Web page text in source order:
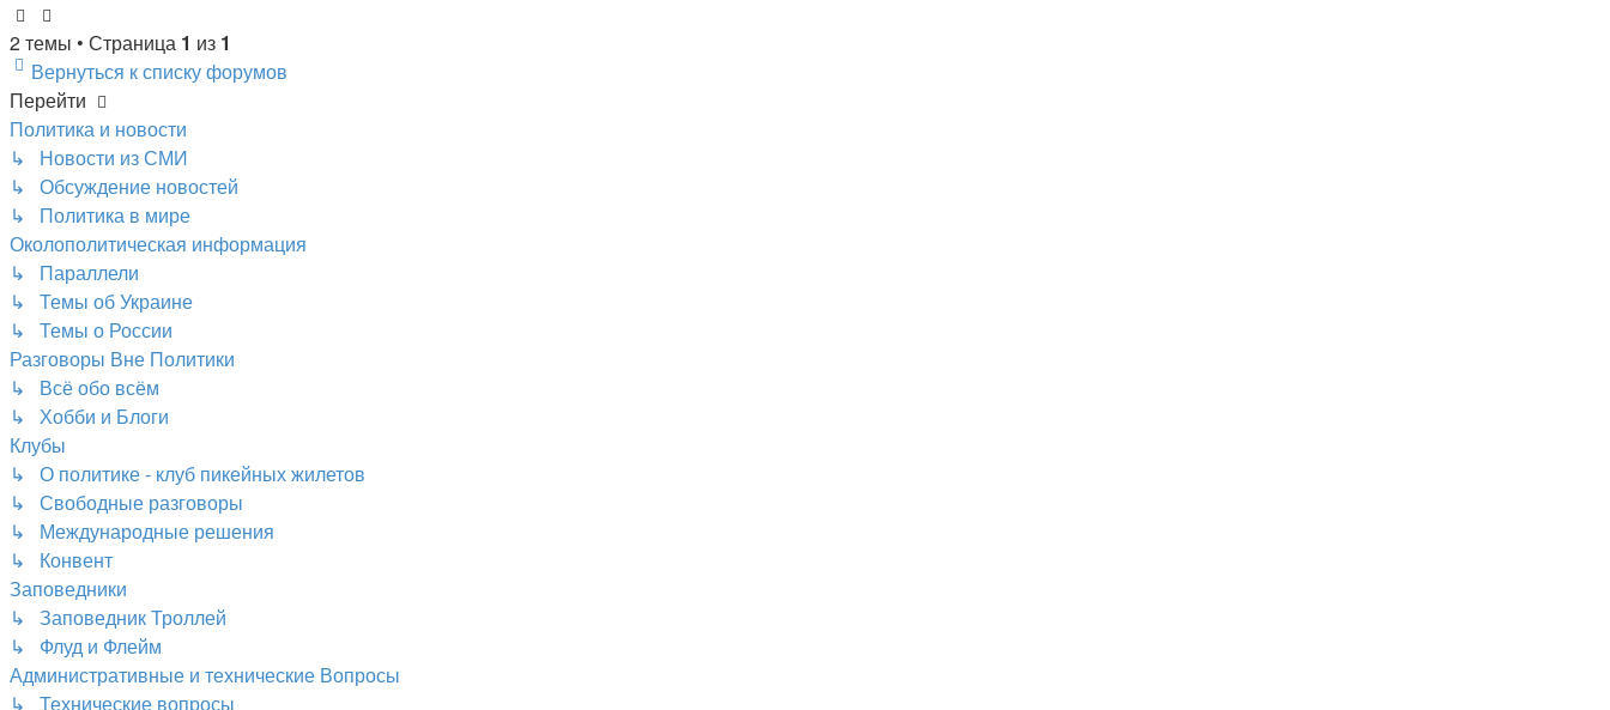
2 темы • Страница 1 из 1
Вернуться к списку форумов
Перейти
Политика и новости
↳ Новости из СМИ
↳ Обсуждение новостей
↳ Политика в мире
Околополитическая информация
↳ Параллели
↳ Темы об Украине
↳ Темы о России
Разговоры Вне Политики
↳ Всё обо всём
↳ Хобби и Блоги
Клубы
↳ О политике - клуб пикейных жилетов
↳ Свободные разговоры
↳ Международные решения
↳ Конвент
Заповедники
↳ Заповедник Троллей
↳ Флуд и Флейм
Административные и технические Вопросы
↳ Технические вопросы